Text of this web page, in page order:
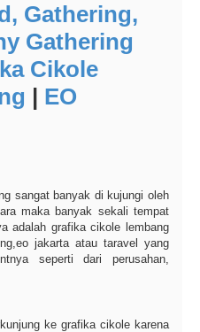
Gathering,
Gathering
Cikole
| EO
sangat banyak di kujungi oleh
maka banyak sekali tempat
adalah grafika cikole lembang
jakarta atau taravel yang
seperti dari perusahan,
ke grafika cikole karena